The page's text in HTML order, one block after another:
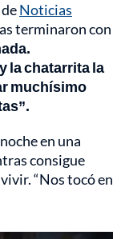
Noticias
terminaron con
la chatarrita la
muchísimo
en una
consigue
“Nos tocó en